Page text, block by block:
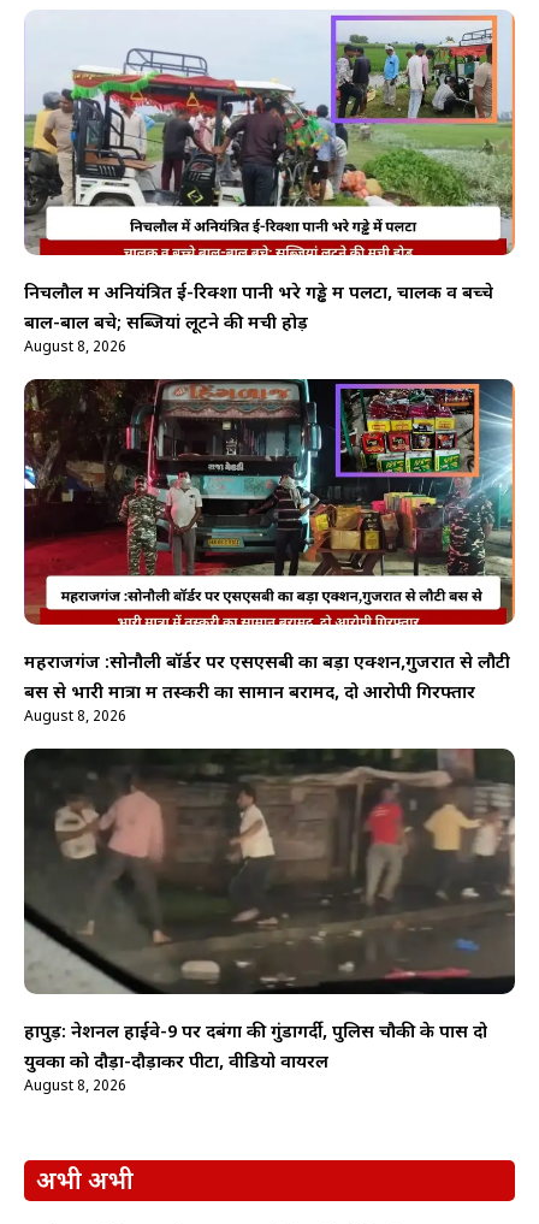
निचलौल में अनियंत्रित ई-रिक्शा पानी भरे गड्ढे में पलटा, चालक व बच्चे
बाल-बाल बचे; सब्जियां लूटने की मची होड़
August 8, 2026
महराजगंज :सोनौली बॉर्डर पर एसएसबी का बड़ा एक्शन,गुजरात से लौटी
बस से भारी मात्रा में तस्करी का सामान बरामद, दो आरोपी गिरफ्तार
August 8, 2026
हापुड़: नेशनल हाईवे-9 पर दबंगों की गुंडागर्दी, पुलिस चौकी के पास दो
युवकों को दौड़ा-दौड़ाकर पीटा, वीडियो वायरल
August 8, 2026
अभी अभी